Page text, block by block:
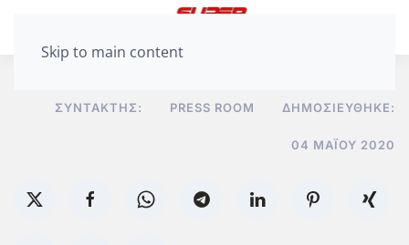
Skip to main content
ΣΥΝΤΆΚΤΗΣ: PRESS ROOM ΔΗΜΟΣΙΕΎΘΗΚΕ:
04 ΜΑΪ́ΟΥ 2020